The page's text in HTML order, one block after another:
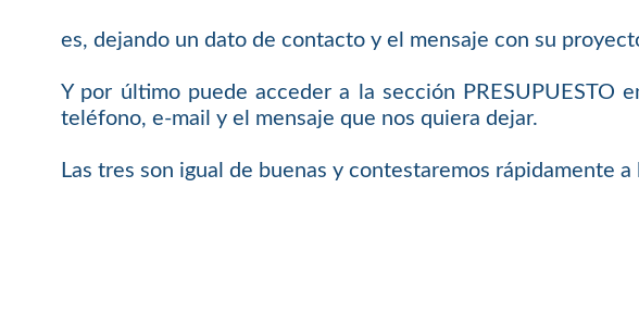
es, dejando un dato de contacto y el mensaje con su
Y por último puede acceder a la sección
teléfono, e-mail y el mensaje que nos quiera dejar.
Las tres son igual de buenas y contestaremos rápidamente a